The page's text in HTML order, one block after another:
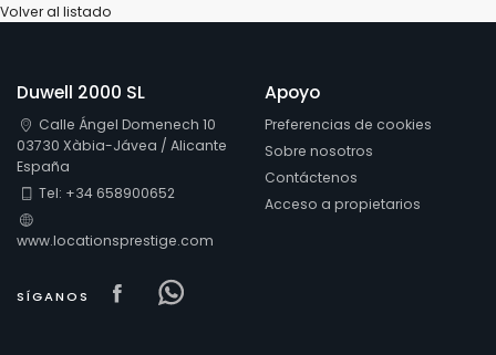
Volver al listado
Duwell 2000 SL
Calle Ángel Domenech 10
03730 Xàbia-Jávea / Alicante
España
Tel: +34 658900652
www.locationsprestige.com
SÍGANOS Visit our Facebook page
Visit our Facebowhatsappok
Apoyo
Preferencias de cookies
Sobre nosotros
Contáctenos
Acceso a propietarios